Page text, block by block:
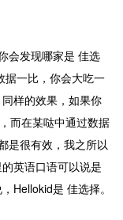
发现哪家是 佳选
据一比，你会大吃一
样的效果，如果你
而在某哒中通过数据
是很有效，我之所以
英语口语可以说是
Hellokid是 佳选择。